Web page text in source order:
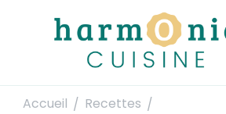
Harmonie Cuisine
Accueil / Recettes /